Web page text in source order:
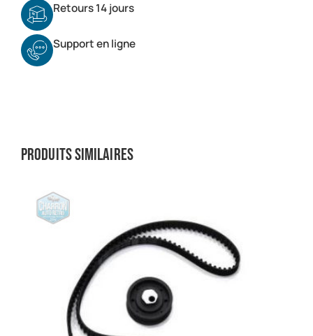
Retours 14 jours
Support en ligne
Produits similaires